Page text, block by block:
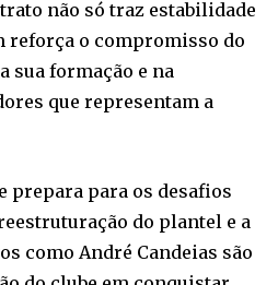
não só traz estabilidade
reforça o compromisso do
sua formação e na
que representam a
prepara para os desafios
do plantel e a
como André Candeias são